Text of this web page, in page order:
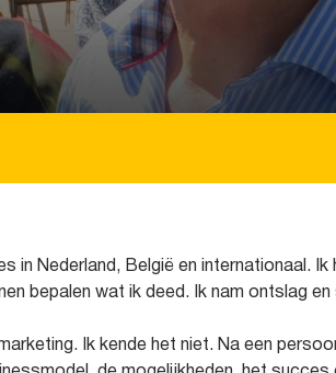
in Nederland, België en internationaal.
bepalen wat ik deed. Ik nam ontslag
Ik kende het niet. Na een